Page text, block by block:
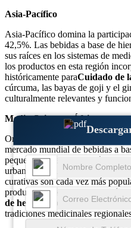
Asia-Pacífico
Asia-Pacífico domina la
42,5%. Las bebidas a base de
sus raíces en los sistemas de
los productos en esta región
históricamente paraCuidado de
cúrcuma, las bayas de goji y el
culturalmente relevantes y
Medio Oriente y África
Oriente Medio y África
mercado mundial de bebidas a
pequeño, la demanda está
urbanos. Las infusiones de
curativas son cada vez más
productos lanzados en la región
de heridas
o propiedades
tradiciones medicinales